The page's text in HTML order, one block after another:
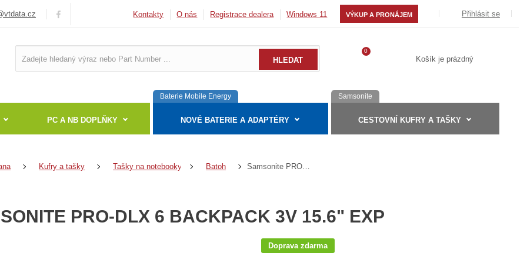
Kontakty O nás Registrace dealera Windows 11 VÝKUP A PRONÁJEM Přihlásit se
0
Košík je prázdný
PC A NB DOPLŇKY
Baterie Mobile Energy
NOVÉ BATERIE A ADAPTÉRY
Samsonite
CESTOVNÍ KUFRY A TAŠKY
Kufry a tašky Tašky na notebooky Batoh
PRO-DLX 6 BACKPACK 3V 15.6" EXP
Doprava zdarma